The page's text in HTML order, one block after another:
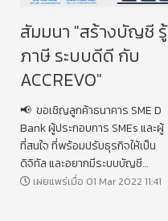
สัมมนา "สร้างบัญชี รู้
ภาษี ระบบดีดี กับ
ACCREVO"
📢 ขอเชิญลูกค้าธนาคาร SME D
Bank ผู้ประกอบการ SMEs และผู้
ที่สนใจ ที่พร้อมปรับธุรกิจให้เป็น
ดิจิทัล และอยากมีระบบบัญชี
ดิจิทัล สำหรับธุรกิจ SMEs ที่ถูก
เผยแพร่เมื่อ 01 Mar 2022 11:41